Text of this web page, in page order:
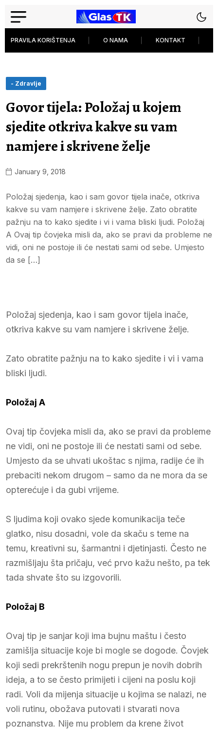
PRAVILA KORIŠTENJA O NAMA KONTAKT
- Zdravlje
Govor tijela: Položaj u kojem
sjedite otkriva kakve su vam
namjere i skrivene želje
January 9, 2018
Položaj sjedenja, kao i sam govor tijela inače, otkriva
kakve su vam namjere i skrivene želje. Zato obratite
pažnju na to kako sjedite i vi i vama bliski ljudi. Položaj
A Ovaj tip čovjeka misli da, ako se pravi da probleme ne
vidi, oni ne postoje ili će nestati sami od sebe. Umjesto
da se […]
Položaj sjedenja, kao i sam govor tijela inače,
otkriva kakve su vam namjere i skrivene želje.
Zato obratite pažnju na to kako sjedite i vi i vama
bliski ljudi.
Položaj A
Ovaj tip čovjeka misli da, ako se pravi da probleme
ne vidi, oni ne postoje ili će nestati sami od sebe.
Umjesto da se uhvati ukoštac s njima, radije će ih
prebaciti nekom drugom – samo da ne mora da se
opterećuje i da gubi vrijeme.
S ljudima koji ovako sjede komunikacija teče
glatko, nisu dosadni, vole da skaču s teme na
temu, kreativni su, šarmantni i djetinjasti. Često ne
razmišljaju šta pričaju, već prvo kažu nešto, pa tek
tada shvate što su izgovorili.
Položaj B
Ovaj tip je sanjar koji ima bujnu maštu i često
zamišlja situacije koje bi mogle se dogode. Čovjek
koji sedi prekrštenih nogu prepun je novih dobrih
ideja, a to se često primijeti i cijeni na poslu koji
radi. Voli da mijenja situacije u kojima se nalazi, ne
voli rutinu, obožava putovati i stvarati nova
poznanstva. Nije mu problem da krene život